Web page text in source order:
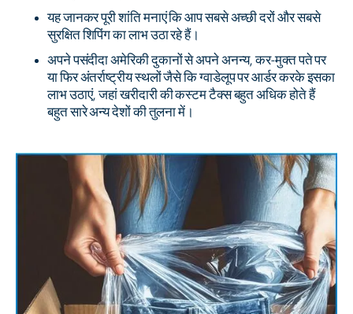
यह जानकर पूरी शांति मनाएं कि आप सबसे अच्छी दरों और सबसे
सुरक्षित शिपिंग का लाभ उठा रहे हैं।
अपने पसंदीदा अमेरिकी दुकानों से अपने अनन्य, कर-मुक्त पते पर
या फिर अंतर्राष्ट्रीय स्थलों जैसे कि ग्वाडेलूप पर आर्डर करके इसका
लाभ उठाएं, जहां खरीदारी की कस्टम टैक्स बहुत अधिक होते हैं
बहुत सारे अन्य देशों की तुलना में।